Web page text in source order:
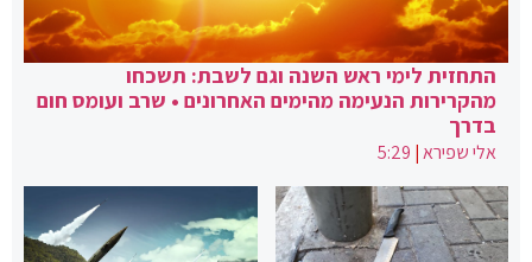
התחזית לימי ראש השנה וגם לשבת: תשכחו
מהקרירות הנעימה מהימים האחרונים • שרב ועומס חום
בדרך
אלי שפירא|
5:29